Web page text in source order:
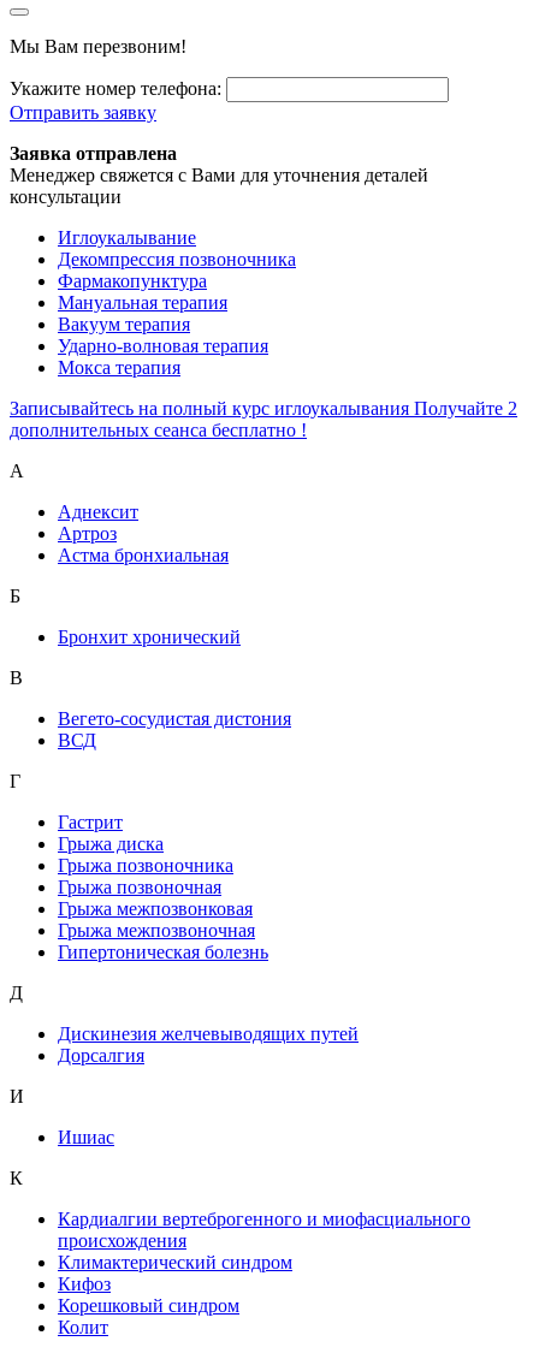
Мы Вам перезвоним!
Укажите номер телефона:
Отправить заявку
Заявка отправлена
Менеджер свяжется с Вами для уточнения деталей
консультации
Иглоукалывание
Декомпрессия позвоночника
Фармакопунктура
Мануальная терапия
Вакуум терапия
Ударно-волновая терапия
Мокса терапия
Записывайтесь на полный курс иглоукалывания Получайте 2
дополнительных сеанса бесплатно !
А
Аднексит
Артроз
Астма бронхиальная
Б
Бронхит хронический
В
Вегето-сосудистая дистония
ВСД
Г
Гастрит
Грыжа диска
Грыжа позвоночника
Грыжа позвоночная
Грыжа межпозвонковая
Грыжа межпозвоночная
Гипертоническая болезнь
Д
Дискинезия желчевыводящих путей
Дорсалгия
И
Ишиас
К
Кардиалгии вертеброгенного и миофасциального
происхождения
Климактерический синдром
Кифоз
Корешковый синдром
Колит